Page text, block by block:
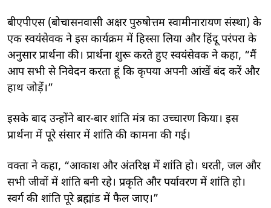
बीएपीएस (बोचासनवासी अक्षर पुरुषोत्तम स्वामीनारायण संस्था) के
एक स्वयंसेवक ने इस कार्यक्रम में हिस्सा लिया और हिंदू परंपरा के
अनुसार प्रार्थना की। प्रार्थना शुरू करते हुए स्वयंसेवक ने कहा, “मैं
आप सभी से निवेदन करता हूं कि कृपया अपनी आंखें बंद करें और
हाथ जोड़ें।”
इसके बाद उन्होंने बार-बार शांति मंत्र का उच्चारण किया। इस
प्रार्थना में पूरे संसार में शांति की कामना की गई।
वक्ता ने कहा, “आकाश और अंतरिक्ष में शांति हो। धरती, जल और
सभी जीवों में शांति बनी रहे। प्रकृति और पर्यावरण में शांति हो।
स्वर्ग की शांति पूरे ब्रह्मांड में फैल जाए।”